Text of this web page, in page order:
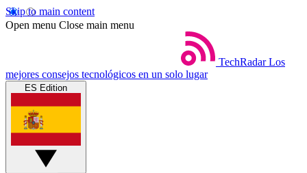
Skip to main content
Open menu Close main menu
TechRadar Los
mejores consejos tecnológicos en un solo lugar
ES Edition